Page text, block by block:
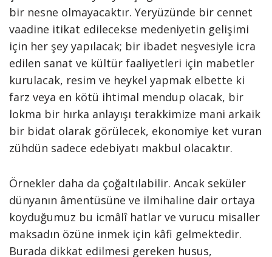
bir nesne olmayacaktır. Yeryüzünde bir cennet
vaadine itikat edilecekse medeniyetin gelişimi
için her şey yapılacak; bir ibadet neşvesiyle icra
edilen sanat ve kültür faaliyetleri için mabetler
kurulacak, resim ve heykel yapmak elbette ki
farz veya en kötü ihtimal mendup olacak, bir
lokma bir hırka anlayışı terakkimize mani arkaik
bir bidat olarak görülecek, ekonomiye ket vuran
zühdün sadece edebiyatı makbul olacaktır.
Örnekler daha da çoğaltılabilir. Ancak seküler
dünyanın âmentüsüne ve ilmihaline dair ortaya
koyduğumuz bu icmâlî hatlar ve vurucu misaller
maksadın özüne inmek için kâfi gelmektedir.
Burada dikkat edilmesi gereken husus,